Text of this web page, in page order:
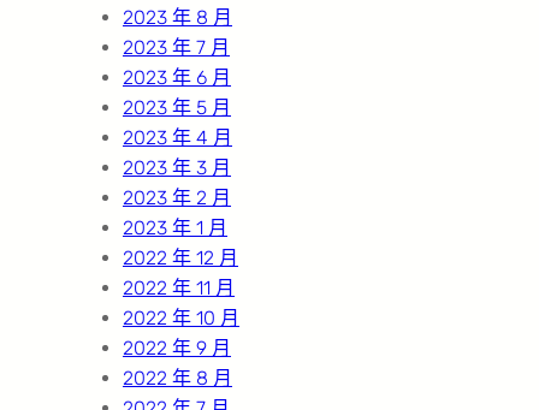
2023 年 8 月
2023 年 7 月
2023 年 6 月
2023 年 5 月
2023 年 4 月
2023 年 3 月
2023 年 2 月
2023 年 1 月
2022 年 12 月
2022 年 11 月
2022 年 10 月
2022 年 9 月
2022 年 8 月